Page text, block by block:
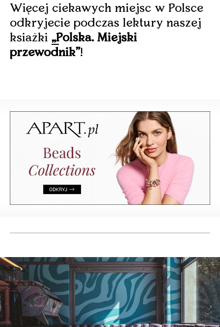
Więcej ciekawych miejsc w Polsce
odkryjecie podczas lektury naszej
ksiażki „Polska. Miejski
przewodnik"!